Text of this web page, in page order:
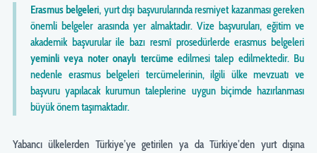
Erasmus belgeleri, yurt dışı başvurularında resmiyet kazanması gereken
önemli belgeler arasında yer almaktadır. Vize başvuruları, eğitim ve
akademik başvurular ile bazı resmî prosedürlerde erasmus belgeleri
yeminli veya noter onaylı tercümeedilmesi talep edilmektedir. Bu
nedenle erasmus belgeleri tercümelerinin, ilgili ülke mevzuatı ve
başvuru yapılacak kurumun taleplerine uygun biçimde hazırlanması
büyük önem taşımaktadır.
Yabancı ülkelerden Türkiye’ye getirilen ya da Türkiye’den yurt dışına